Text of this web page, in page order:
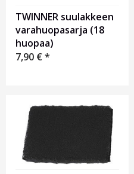
TWINNER suulakkeen
varahuopasarja (18
huopaa)
7,90 €*